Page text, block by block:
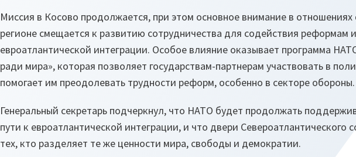
Миссия в Косово продолжается, при этом основное внимание в отношениях
регионе смещается к развитию сотрудничества для содействия реформам и
евроатлантической интеграции. Особое влияние оказывает программа
ради мира», которая позволяет государствам-партнерам участвовать в
помогает им преодолевать трудности реформ, особенно в секторе обороны.
Генеральный секретарь подчеркнул, что НАТО будет продолжать
пути к евроатлантической интеграции, и что двери Североатлантического
тех, кто разделяет те же ценности мира, свободы и демократии.